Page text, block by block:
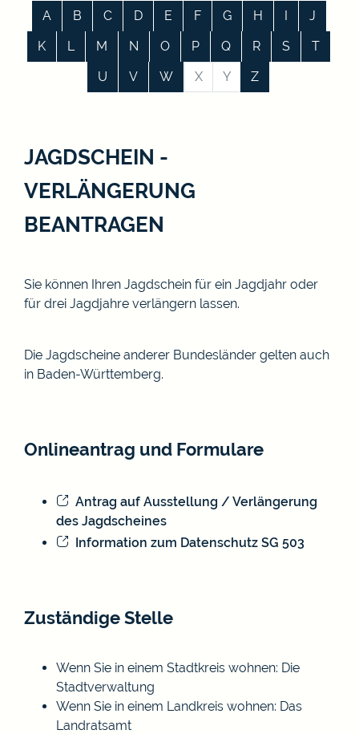
A
B C D E F G H I
J
K
L M N O P Q R S
T
U
V W X Y Z
JAGDSCHEIN -
VERLÄNGERUNG
BEANTRAGEN
Sie können Ihren Jagdschein für ein Jagdjahr oder
für drei Jagdjahre verlängern lassen.
Die Jagdscheine anderer Bundesländer gelten auch
in Baden-Württemberg.
Onlineantrag und Formulare
Antrag auf Ausstellung / Verlängerung
des Jagdscheines
Information zum Datenschutz SG 503
Zuständige Stelle
Wenn Sie in einem Stadtkreis wohnen: Die
Stadtverwaltung
Wenn Sie in einem Landkreis wohnen: Das
Landratsamt